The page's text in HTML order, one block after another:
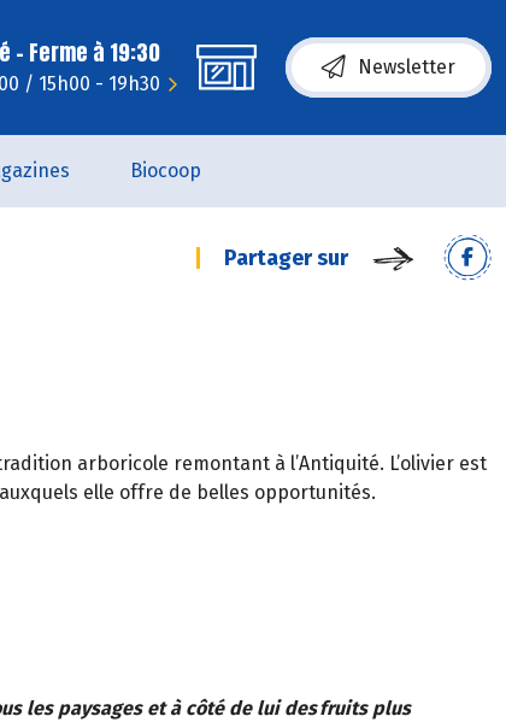
- Ferme à 19:30
/ 15h00 - 19h30
Newsletter
Biocoop
Partager sur
arboricole remontant à l’Antiquité. L’olivier est
elle offre de belles opportunités.
les paysages et à côté de lui des fruits plus